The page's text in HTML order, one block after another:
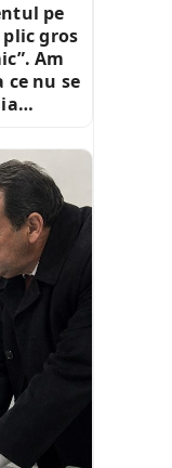
pe
gros
Am
ce nu se